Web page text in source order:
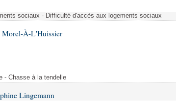
sociaux - Difficulté d'accès aux logements sociaux
Morel-À-L'Huissier
- Chasse à la tendelle
Lingemann